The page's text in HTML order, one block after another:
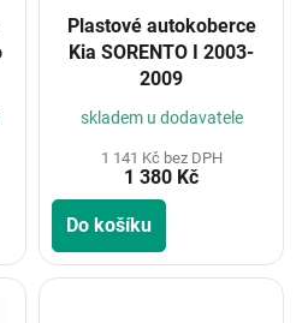
Plastové autokoberce
Kia SORENTO I 2003-
2009
skladem u dodavatele
1 141 Kč bez DPH
1 380 Kč
Do košíku